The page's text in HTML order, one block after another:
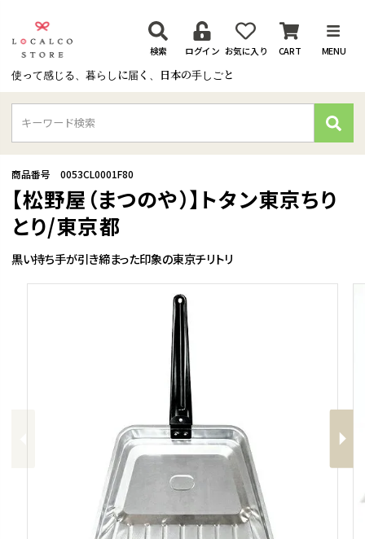
使って感じる、暮らしに届く、日本の手しごと
検索 ログイン お気に入り CART MENU
検
索
黒い持ち手が引き締まった印象の東京チリトリ
【松野屋（まつのや）】トタン東京ちり
とり/東京都
商品番号 0053CL0001F80